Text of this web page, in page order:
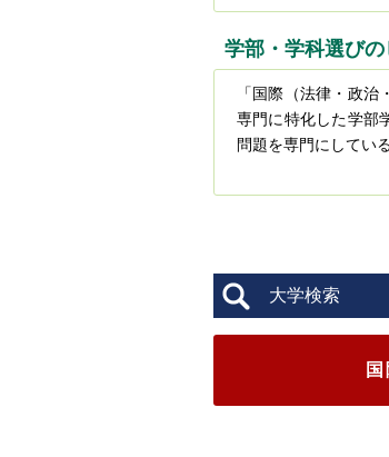
学部・学科選びの
「国際（法律・政治
専門に特化した学部
問題を専門にしてい
大学検索